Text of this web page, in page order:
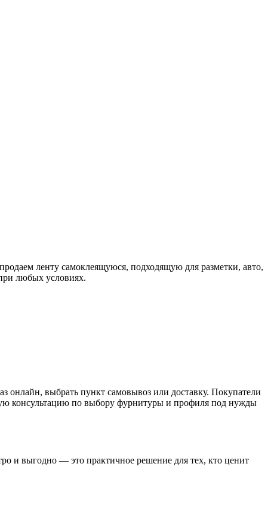
ленту самоклеящуюся, подходящую для разметки, авто,
любых условиях.
онлайн, выбрать пункт самовывоз или доставку. Покупатели
консультацию по выбору фурнитуры и профиля под нужды
и выгодно — это практичное решение для тех, кто ценит